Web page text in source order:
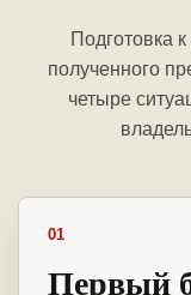
Подготовка
полученного
четыре
01
Первый